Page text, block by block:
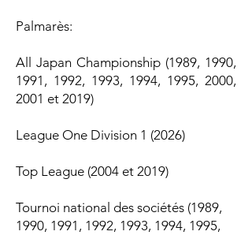
Palmarès:
All Japan Championship (1989, 1990,
1991, 1992, 1993, 1994, 1995, ​2000,
2001 et 2019)
League One Division 1 (2026)
Top League (2004 et 2019)
Tournoi national des sociétés (1989,
1990, 1991, 1992, 1993, 1994, 1995,